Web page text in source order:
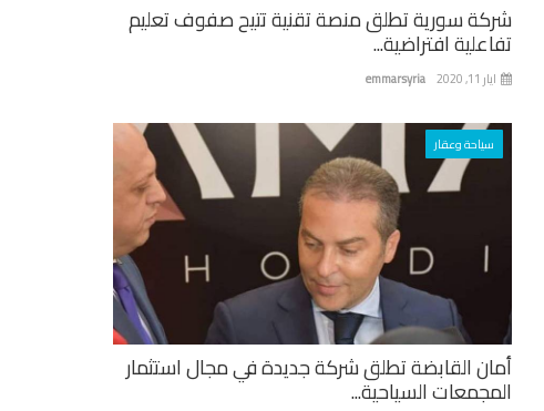
شركة سورية تطلق منصة تقنية تتيح صفوف تعليم
تفاعلية افتراضية...
emmarsyria ايار 11, 2020
سياحة وعقار
أمان القابضة تطلق شركة جديدة في مجال استثمار
المجمعات السياحية...